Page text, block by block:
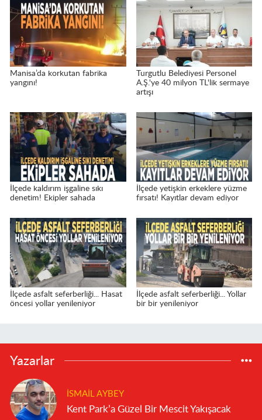
Manisa’da korkutan fabrika
yangını!
Turgutlu Belediyesi Personel
A.Ş.'ye 40 milyon TL'lik sermaye
artışı
İlçede kaldırım işgaline sıkı
denetim! Ekipler sahada
İlçede yetişkin erkeklere yüzme
fırsatı! Kayıtlar devam ediyor
İlçede asfalt seferberliği... Hasat
öncesi yollar yenileniyor
İlçede asfalt seferberliği... Yollar
bir bir yenileniyor
Yazarlar
İSMAIL AYBEY
Kent Park’a Güzel Bir Mescit Yakışacak